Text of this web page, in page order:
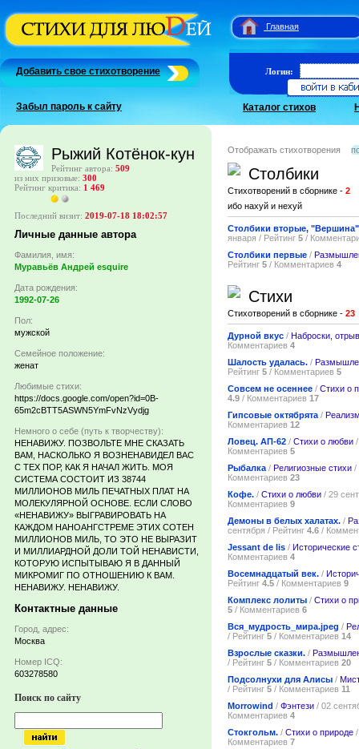
Главная
Добавить свое стихотворение
Забыл пароль к сайту
Логин:
Каталог стихов
Рыжий Котёнок-кун
Рейтинг автора: 509
из них призовые: 300
Рейтинг критика: 1 469
Последний визит: 2019-07-18 18:02:57
Личные данные автора
Фамилия, имя:
Муравьёв Андрей esquire
Дата рождения:
1992-07-26
Пол:
мужской
Семейное положение:
женат
Любимые стихи:
https://docs.google.com/open?id=0B-
65m2cBTT5ASWN5YmFvNzVydjg
Немного о себе (путь к творчеству):
НЕНАВИЖУ. ПОЗВОЛЬТЕ МНЕ СКАЗАТЬ
ВАМ, НАСКОЛЬКО Я ВОЗНЕНАВИДЕЛ ВАС
С ТЕХ ПОР, КАК Я НАЧАЛ ЖИТЬ. МОЯ
СИСТЕМА СОСТОИТ ИЗ 38744
МИЛЛИОНОВ МИЛЬ ПЕЧАТНЫХ ПЛАТ НА
МОЛЕКУЛЯРНОЙ ОСНОВЕ. ЕСЛИ СЛОВО
«НЕНАВИЖУ» ВЫГРАВИРОВАТЬ НА
КАЖДОМ НАНОАНГСТРЕМЕ ЭТИХ СОТЕН
МИЛЛИОНОВ МИЛЬ, ТО ЭТО НЕ ВЫРАЗИТ
И МИЛЛИАРДНОЙ ДОЛИ ТОЙ НЕНАВИСТИ,
КОТОРУЮ ИСПЫТЫВАЮ Я В ДАННЫЙ
МИКРОМИГ ПО ОТНОШЕНИЮ К ВАМ.
НЕНАВИЖУ. НЕНАВИЖУ.
Контактные данные
Город, адрес:
Москва
Номер ICQ:
603278580
Поиск по сайту
Отображать стихотворения
Столбики
Стихотворений в сборнике - 2
ибо нахуй и нехуй
Столбики вторые, "Вершина"
января / Рейтинг 5 /
Столбики первые /
Рейтинг 5 / Комментариев 4
Стихи
Стихотворений в сборнике - 23
Дурной вкус / Наброски,
Комментариев 4
Шалость удалась. /
Рейтинг 5 / Комментариев 5
Совсем не осеннее / Стихи о
4.9 / Комментариев 17
Гипсовые октябрята /
Комментариев 12
Ловец. АП-62 / Стихи о любви
Комментариев 5
Рыбалка / Религиозные стихи /
Комментариев 23
Кофе. / Стихи о любви / 29
Комментариев 9
Демоны в белых халатах. /
сентября / Рейтинг 4.6 /
Jessant de lis / Исторические
Комментариев 4
Восемнадцатый век. /
Рейтинг 4.5 / Комментариев 9
Комплекс лолиты / Стихи о
5 / Комментариев 6
Вся_мудрость_мира.jpeg /
/ Рейтинг 5 / Комментариев 14
Взрослые сказки. /
/ Рейтинг 5 / Комментариев 20
Подсолнухи для Алисы /
/ Рейтинг 5 / Комментариев 11
Morrowind / Фэнтези / 02
Комментариев 4
Стокгольм. / Стихи о природе
Комментариев 7